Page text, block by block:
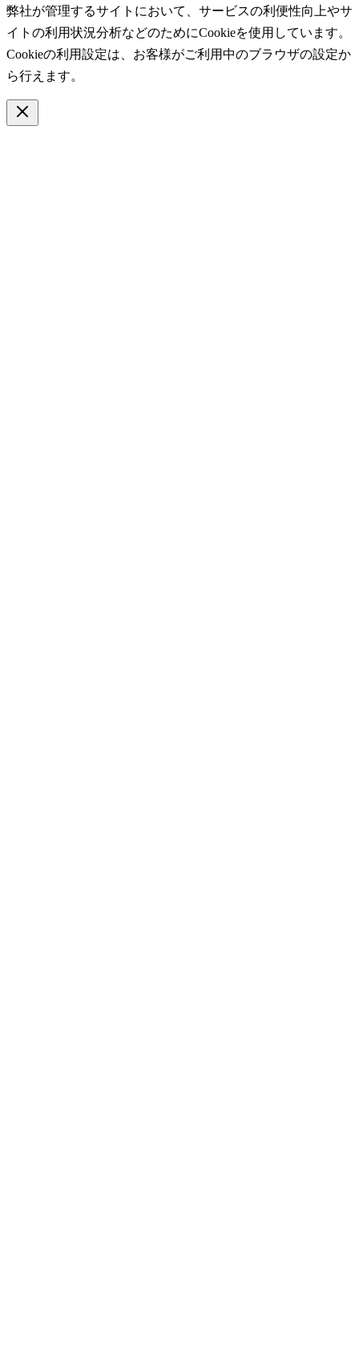
弊社が管理するサイトにおいて、サービスの利便性向上やサ
イトの利用状況分析などのためにCookieを使用しています。
Cookieの利用設定は、お客様がご利用中のブラウザの設定か
ら行えます。